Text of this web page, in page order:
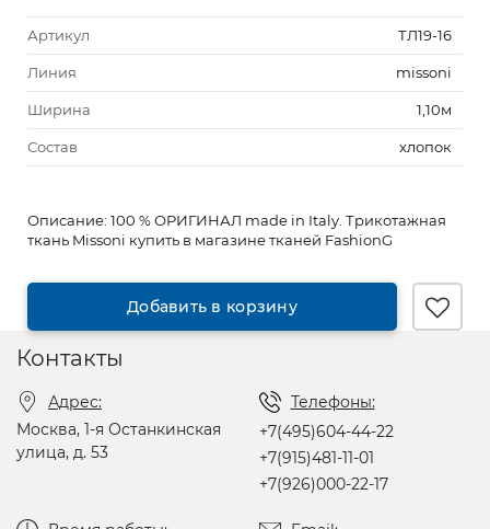
Артикул ТЛ19-16
Линия missoni
Ширина 1,10м
Состав хлопок
Описание: 100 % ОРИГИНАЛ made in Italy. Трикотажная
ткань Missoni купить в магазине тканей FashionG
Добавить в корзину
Контакты
Адрес:
Москва, 1-я Останкинская
улица, д. 53
Телефоны:
+7(495)604-44-22
+7(915)481-11-01
+7(926)000-22-17